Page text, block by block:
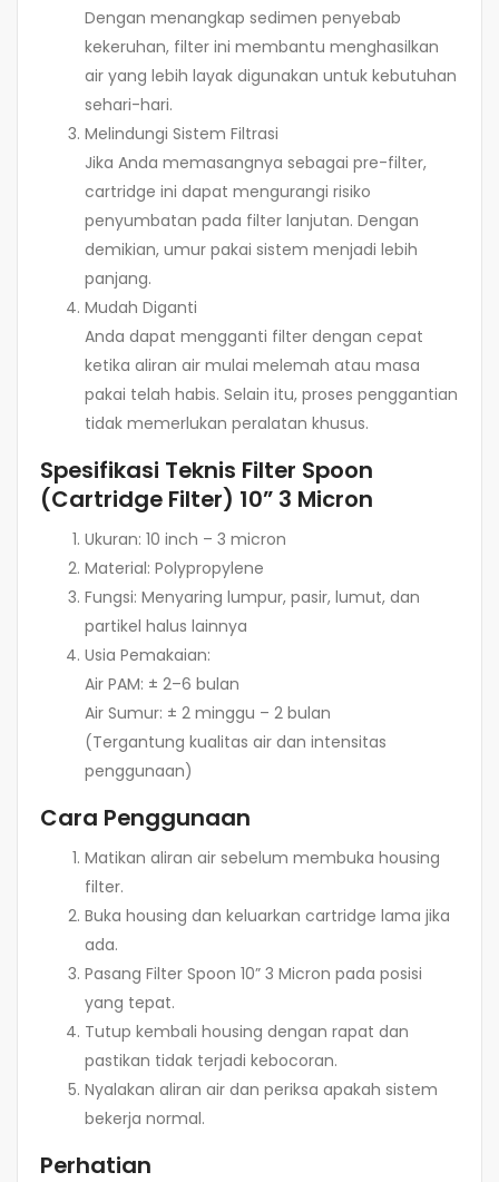
Dengan menangkap sedimen penyebab
kekeruhan, filter ini membantu menghasilkan
air yang lebih layak digunakan untuk kebutuhan
sehari-hari.
Melindungi Sistem Filtrasi
Jika Anda memasangnya sebagai pre-filter,
cartridge ini dapat mengurangi risiko
penyumbatan pada filter lanjutan. Dengan
demikian, umur pakai sistem menjadi lebih
panjang.
Mudah Diganti
Anda dapat mengganti filter dengan cepat
ketika aliran air mulai melemah atau masa
pakai telah habis. Selain itu, proses penggantian
tidak memerlukan peralatan khusus.
Spesifikasi Teknis Filter Spoon
(Cartridge Filter) 10” 3 Micron
Ukuran: 10 inch – 3 micron
Material: Polypropylene
Fungsi: Menyaring lumpur, pasir, lumut, dan
partikel halus lainnya
Usia Pemakaian:
Air PAM: ± 2–6 bulan
Air Sumur: ± 2 minggu – 2 bulan
(Tergantung kualitas air dan intensitas
penggunaan)
Cara Penggunaan
Matikan aliran air sebelum membuka housing
filter.
Buka housing dan keluarkan cartridge lama jika
ada.
Pasang Filter Spoon 10” 3 Micron pada posisi
yang tepat.
Tutup kembali housing dengan rapat dan
pastikan tidak terjadi kebocoran.
Nyalakan aliran air dan periksa apakah sistem
bekerja normal.
Perhatian